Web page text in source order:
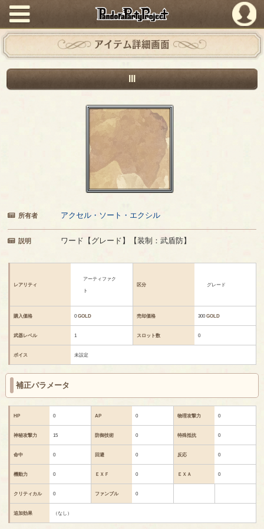
PandoraPartyProject
アイテム詳細画面
III
所有者 アクセル・ソート・エクシル
説明 ワード【グレード】【装制：武盾防】
レアリティ
アーティファク
ト
区分 グレード
購入価格 0GOLD 売却価格 300GOLD
武器レベル 1 スロット数 0
ボイス 未設定
補正パラメータ
HP 0 AP 0 物理攻撃力 0
神秘攻撃力 15 防御技術 0 特殊抵抗 0
命中 0 回避 0 反応 0
機動力 0 ＥＸＦ 0 ＥＸＡ 0
クリティカル 0 ファンブル 0
追加効果 （なし）